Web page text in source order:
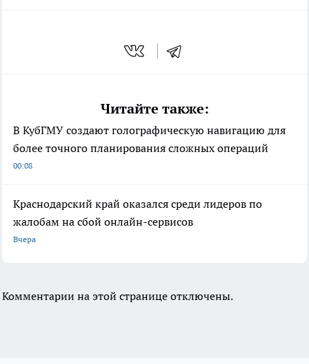
Читайте также:
В КубГМУ создают голографическую навигацию для
более точного планирования сложных операций
00:08
Краснодарский край оказался среди лидеров по
жалобам на сбой онлайн-сервисов
Вчера
Комментарии на этой странице отключены.